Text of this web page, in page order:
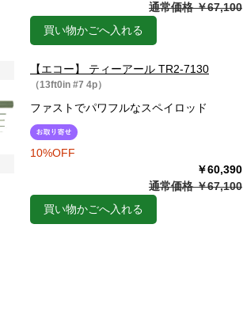
通常価格 ￥67,100
買い物かごへ入れる
【エコー】 ティーアール TR2-7130
（13ft0in #7 4p）
ファストでパワフルなスペイロッド
10%OFF
￥60,390
通常価格 ￥67,100
買い物かごへ入れる